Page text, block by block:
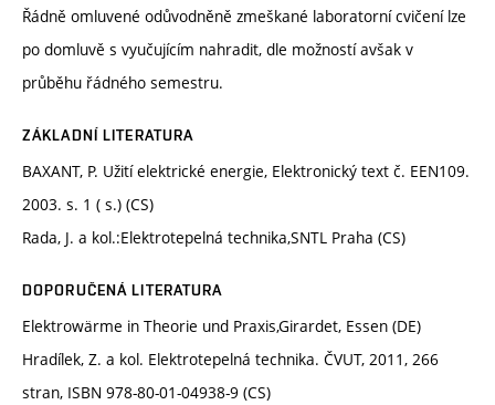
Řádně omluvené odůvodněně zmeškané laboratorní cvičení lze
po domluvě s vyučujícím nahradit, dle možností avšak v
průběhu řádného semestru.
ZÁKLADNÍ LITERATURA
BAXANT, P. Užití elektrické energie, Elektronický text č. EEN109.
2003. s. 1 ( s.) (CS)
Rada, J. a kol.:Elektrotepelná technika,SNTL Praha (CS)
DOPORUČENÁ LITERATURA
Elektrowärme in Theorie und Praxis,Girardet, Essen (DE)
Hradílek, Z. a kol. Elektrotepelná technika. ČVUT, 2011, 266
stran, ISBN 978-80-01-04938-9 (CS)